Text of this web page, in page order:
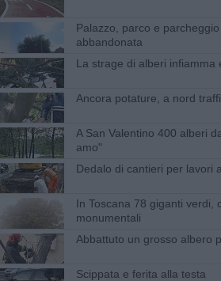
Palazzo, parco e
abbandonata
La strage di alberi infiamma
Ancora potature, a nord
A San Valentino 400 alberi
amo"
Dedalo di cantieri per lavori
In Toscana 78 giganti verdi,
monumentali
Abbattuto un grosso albero
Scippata e ferita alla testa